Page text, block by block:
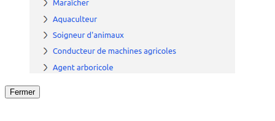
Fermer